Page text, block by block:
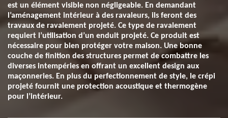
est un élément visible non négligeable. En demandant
l’aménagement intérieur à des ravaleurs, ils feront des
travaux de ravalement projeté. Ce type de ravalement
requiert l’utilisation d’un enduit projeté. Ce produit est
nécessaire pour bien protéger votre maison. Une bonne
couche de finition des structures permet de combattre les
diverses intempéries en offrant un excellent design aux
maçonneries. En plus du perfectionnement de style, le crépi
projeté fournit une protection acoustique et thermogène
pour l’intérieur.